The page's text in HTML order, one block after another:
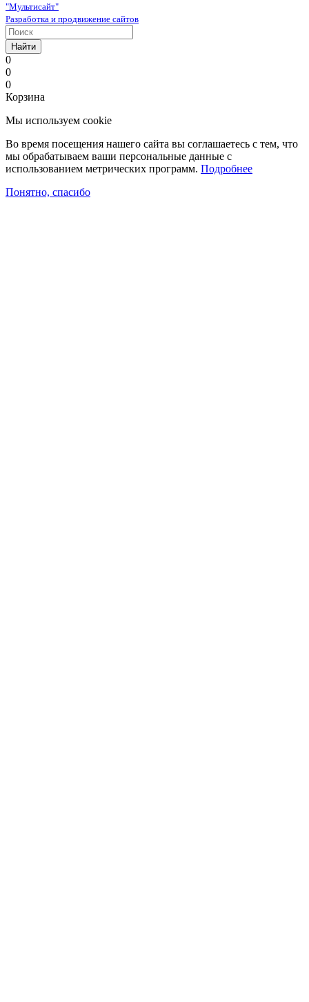
"Мультисайт"
Разработка и продвижение сайтов
Найти
0
0
0
Корзина
Мы используем cookie
Во время посещения нашего сайта вы соглашаетесь с тем, что
мы обрабатываем ваши персональные данные с
использованием метрических программ. Подробнее
Понятно, спасибо